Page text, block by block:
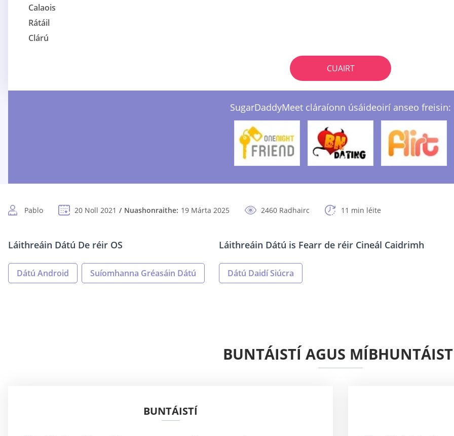
Calaois
Rátáil
Clárú
CUAIRT
SugarDaddyMeet cláraíonn úsáideoirí anseo freisin:
Pablo 20 Noll 2021 Nuashonraithe: 19 Márta 2025 2460 Radhairc 11 min léite
Láithreáin Dátú De réir OS
Dátú Android Suíomhanna Gréasáin Dátú
Láithreáin Dátú is Fearr de réir Cineál Caidrimh
Dátú Daidí Siúcra
BUNTÁISTÍ AGUS
BUNTÁISTÍ